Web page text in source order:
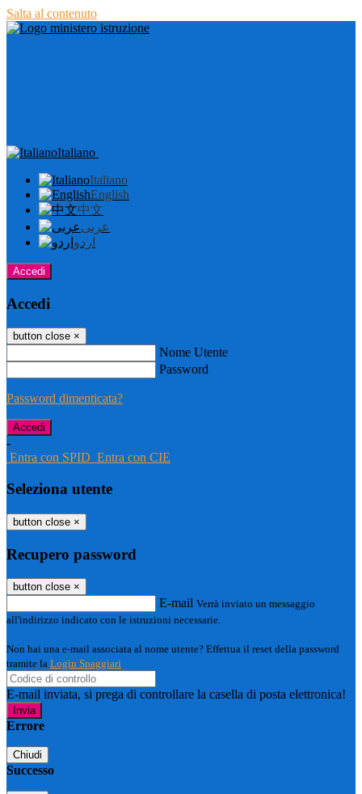
Salta al contenuto
Italiano
Italiano
English
中文
عربى
اردو
Accedi
Accedi
button close ×
Nome Utente
Password
Password dimenticata?
-
Entra con SPID Entra con CIE
Seleziona utente
button close ×
Recupero password
button close ×
E-mail Verrà inviato un messaggio
all'indirizzo indicato con le istruzioni necessarie.
Non hai una e-mail associata al nome utente? Effettua il reset della password
tramite la Login Spaggiari
E-mail inviata, si prega di controllare la casella di posta elettronica!
Errore
Chiudi
Successo